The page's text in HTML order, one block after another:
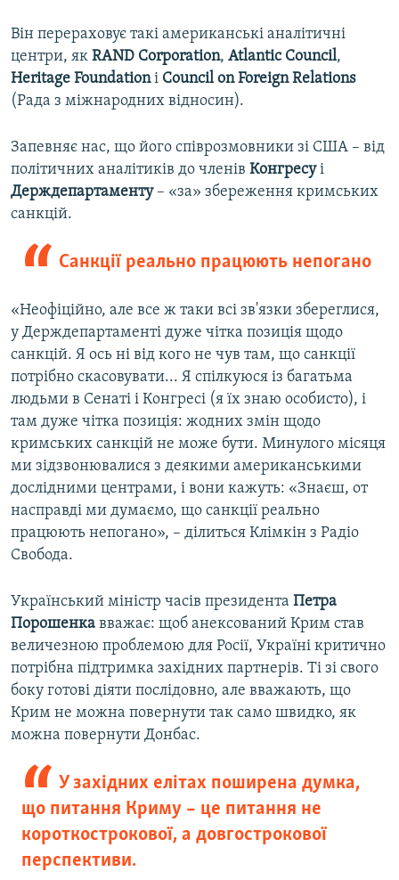
Він перераховує такі американські аналітичні
центри, як RAND Corporation, Atlantic Council,
Heritage Foundationі Council on Foreign Relations
(Рада з міжнародних відносин).
Запевняє нас, що його співрозмовники зі США – від
політичних аналітиків до членів Конгресуі
Держдепартаменту– «за» збереження кримських
санкцій.
Санкції реально працюють непогано
«Неофіційно, але все ж таки всі зв'язки збереглися,
у Держдепартаменті дуже чітка позиція щодо
санкцій. Я ось ні від кого не чув там, що санкції
потрібно скасовувати... Я спілкуюся із багатьма
людьми в Сенаті і Конгресі (я їх знаю особисто), і
там дуже чітка позиція: жодних змін щодо
кримських санкцій не може бути. Минулого місяця
ми зідзвонювалися з деякими американськими
дослідними центрами, і вони кажуть: «Знаєш, от
насправді ми думаємо, що санкції реально
працюють непогано», – ділиться Клімкін з Радіо
Свобода.
Український міністр часів президента Петра
Порошенка вважає: щоб анексований Крим став
величезною проблемою для Росії, Україні критично
потрібна підтримка західних партнерів. Ті зі свого
боку готові діяти послідовно, але вважають, що
Крим не можна повернути так само швидко, як
можна повернути Донбас.
У західних елітах поширена думка,
що питання Криму – це питання не
короткострокової, а довгострокової
перспективи.